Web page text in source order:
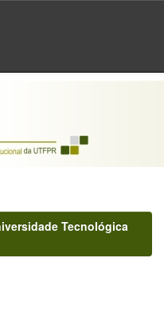
Tecnológica